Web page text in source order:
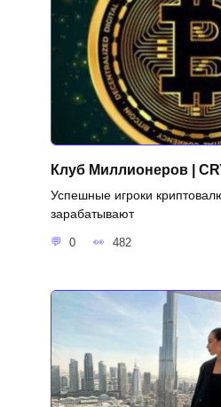
Клуб Миллионеров |
Успешные игроки
зарабатывают
0 482